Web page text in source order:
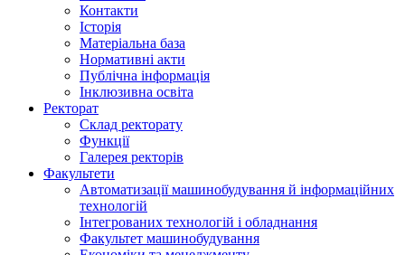
Контакти
Історія
Матеріальна база
Нормативні акти
Публічна інформація
Інклюзивна освіта
Ректорат
Склад ректорату
Функції
Галерея ректорів
Факультети
Автоматизації машинобудування й інформаційних
технологій
Інтегрованих технологій і обладнання
Факультет машинобудування